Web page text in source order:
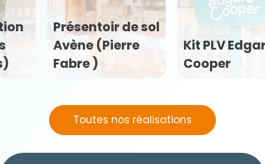
Kit PLV Edgard
Cooper
Kit PLV
Flexofytol
(Tilman)
Toutes nos réalisations